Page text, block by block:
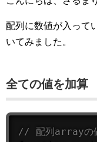
配列に数値が入って
いてみました。
全ての値を加算
// 配列arrayの